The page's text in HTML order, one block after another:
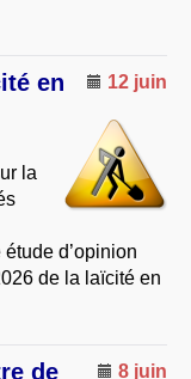
12 juin
en
la
étude d’opinion
de la laïcité en
8 juin
de